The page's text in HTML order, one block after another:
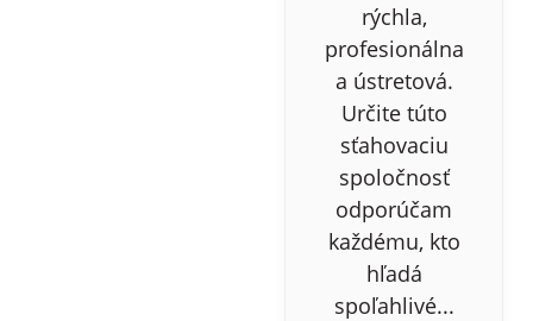
rýchla,
profesionálna
a ústretová.
Určite túto
sťahovaciu
spoločnosť
odporúčam
každému, kto
hľadá
spoľahlivé...